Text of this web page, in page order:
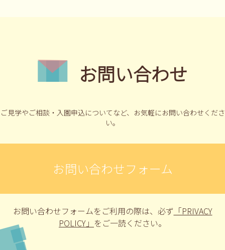
お問い合わせ
ご見学やご相談・入園申込についてなど、 お気軽にお問い合わせくださ
い。
お問い合わせフォーム
お問い合わせフォームをご利用の際は、 必ず 「PRIVACY
POLICY」 をご一読ください。